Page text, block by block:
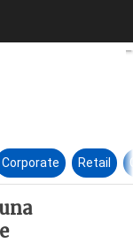
crean Pross,
Corporate Retail